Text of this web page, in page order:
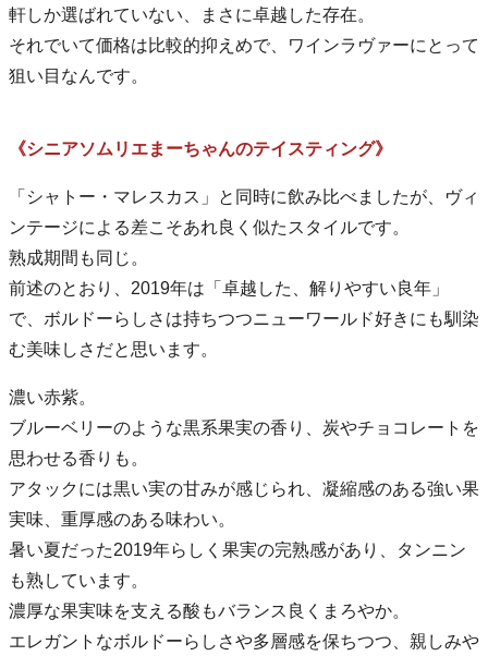
軒しか選ばれていない、まさに卓越した存在。
それでいて価格は比較的抑えめで、ワインラヴァーにとって
狙い目なんです。
《シニアソムリエまーちゃんのテイスティング》
「シャトー・マレスカス」と同時に飲み比べましたが、ヴィ
ンテージによる差こそあれ良く似たスタイルです。
熟成期間も同じ。
前述のとおり、2019年は「卓越した、解りやすい良年」
で、ボルドーらしさは持ちつつニューワールド好きにも馴染
む美味しさだと思います。
濃い赤紫。
ブルーベリーのような黒系果実の香り、炭やチョコレートを
思わせる香りも。
アタックには黒い実の甘みが感じられ、凝縮感のある強い果
実味、重厚感のある味わい。
暑い夏だった2019年らしく果実の完熟感があり、タンニン
も熟しています。
濃厚な果実味を支える酸もバランス良くまろやか。
エレガントなボルドーらしさや多層感を保ちつつ、親しみや